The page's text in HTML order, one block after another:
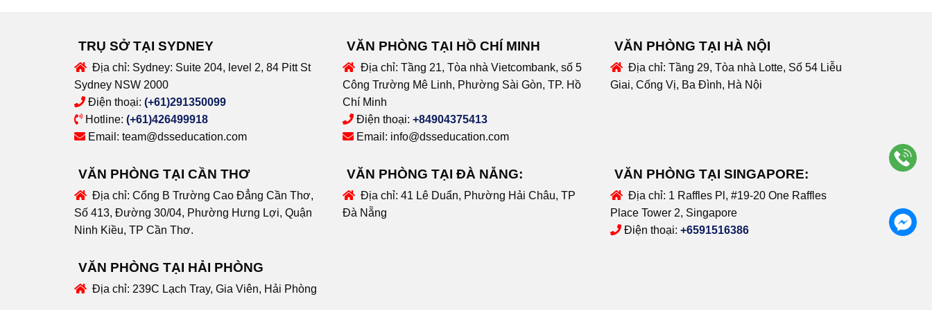
TRỤ SỞ TẠI SYDNEY
Địa chỉ: Sydney: Suite 204, level 2, 84 Pitt St
Sydney NSW 2000
Điện thoại: (+61)291350099
Hotline: (+61)426499918
Email: team@dsseducation.com
VĂN PHÒNG TẠI HỒ CHÍ MINH
Địa chỉ: Tầng 21, Tòa nhà Vietcombank, số 5
Công Trường Mê Linh, Phường Sài Gòn, TP. Hồ
Chí Minh
Điện thoại: +84904375413
Email: info@dsseducation.com
VĂN PHÒNG TẠI HÀ NỘI
Địa chỉ:Tầng 29, Tòa nhà Lotte, Số 54 Liễu
Giai, Cống Vị, Ba Đình, Hà Nội
VĂN PHÒNG TẠI CẦN THƠ
Địa chỉ: Cổng B Trường Cao Đẳng Cần Thơ,
Số 413, Đường 30/04, Phường Hưng Lợi, Quận
Ninh Kiều, TP Cần Thơ.
VĂN PHÒNG TẠI ĐÀ NẴNG:
Địa chỉ: 41 Lê Duẩn, Phường Hải Châu, TP
Đà Nẵng
VĂN PHÒNG TẠI SINGAPORE:
Địa chỉ: 1 Raffles Pl, #19-20 One Raffles
Place Tower 2, Singapore
Điện thoại: +6591516386
VĂN PHÒNG TẠI HẢI PHÒNG
Địa chỉ: 239C Lạch Tray, Gia Viên, Hải Phòng